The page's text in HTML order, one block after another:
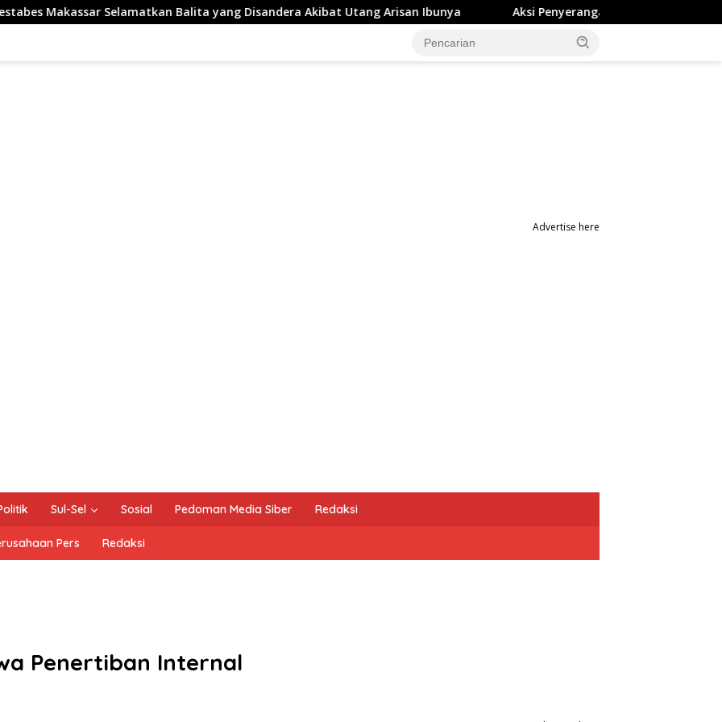
Balita yang Disandera Akibat Utang Arisan Ibunya Aksi Penyerangan OTK di Studio Gym Makassar Terekam
Advertise here
Sul-Sel Sosial Pedoman Media Siber Redaksi
Pers Redaksi
Penertiban Internal